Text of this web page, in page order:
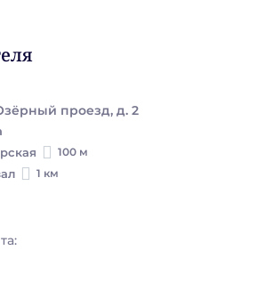
по месту
до 18 лет,
без родителей,
взрослый с
от
ребенка.
проезд, д. 2
100 м
1 км